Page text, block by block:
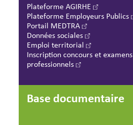
Plateforme AGIRHE
Plateforme Employeurs Publics
Portail MEDTRA
Données sociales
Emploi territorial
Inscription concours et examens
professionnels
Base documentaire